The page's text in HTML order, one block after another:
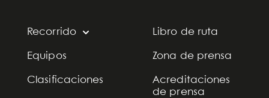
Recorrido
Equipos
Clasificaciones
Libro de ruta
Zona de prensa
Acreditaciones
de prensa